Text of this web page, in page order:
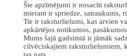
Šie apzīmējumi ir nosacīti
mieram ir spriedze, satraukums,
Tie ir raksturlielumi, kas arvien
apkārtējos notikumos,
Mums šajā gadsimtā ir jāmāk
cilvēciskajiem raksturlielumiem,
tas pats.